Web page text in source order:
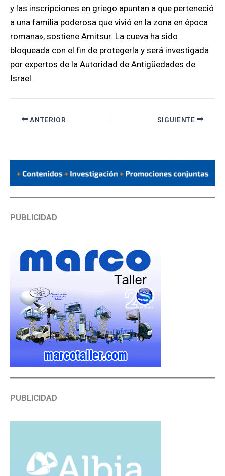
y las inscripciones en griego apuntan a que perteneció
a una familia poderosa que vivió en la zona en época
romana», sostiene Amitsur. La cueva ha sido
bloqueada con el fin de protegerla y será investigada
por expertos de la Autoridad de Antigüedades de
Israel.
ANTERIOR SIGUIENTE
PUBLICIDAD
PUBLICIDAD